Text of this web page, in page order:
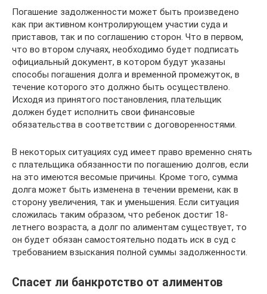
Погашение задолженности может быть произведено
как при активном контролирующем участии суда и
приставов, так и по соглашению сторон. Что в первом,
что во втором случаях, необходимо будет подписать
официальный документ, в котором будут указаны
способы погашения долга и временной промежуток, в
течение которого это должно быть осуществлено.
Исходя из принятого постановления, плательщик
должен будет исполнить свои финансовые
обязательства в соответствии с договоренностями.
В некоторых ситуациях суд имеет право временно снять
с плательщика обязанности по погашению долгов, если
на это имеются весомые причины. Кроме того, сумма
долга может быть изменена в течении времени, как в
сторону увеличения, так и уменьшения. Если ситуация
сложилась таким образом, что ребенок достиг 18-
летнего возраста, а долг по алиментам существует, то
он будет обязан самостоятельно подать иск в суд с
требованием взыскания полной суммы задолженности.
Спасет ли банкротство от алиментов